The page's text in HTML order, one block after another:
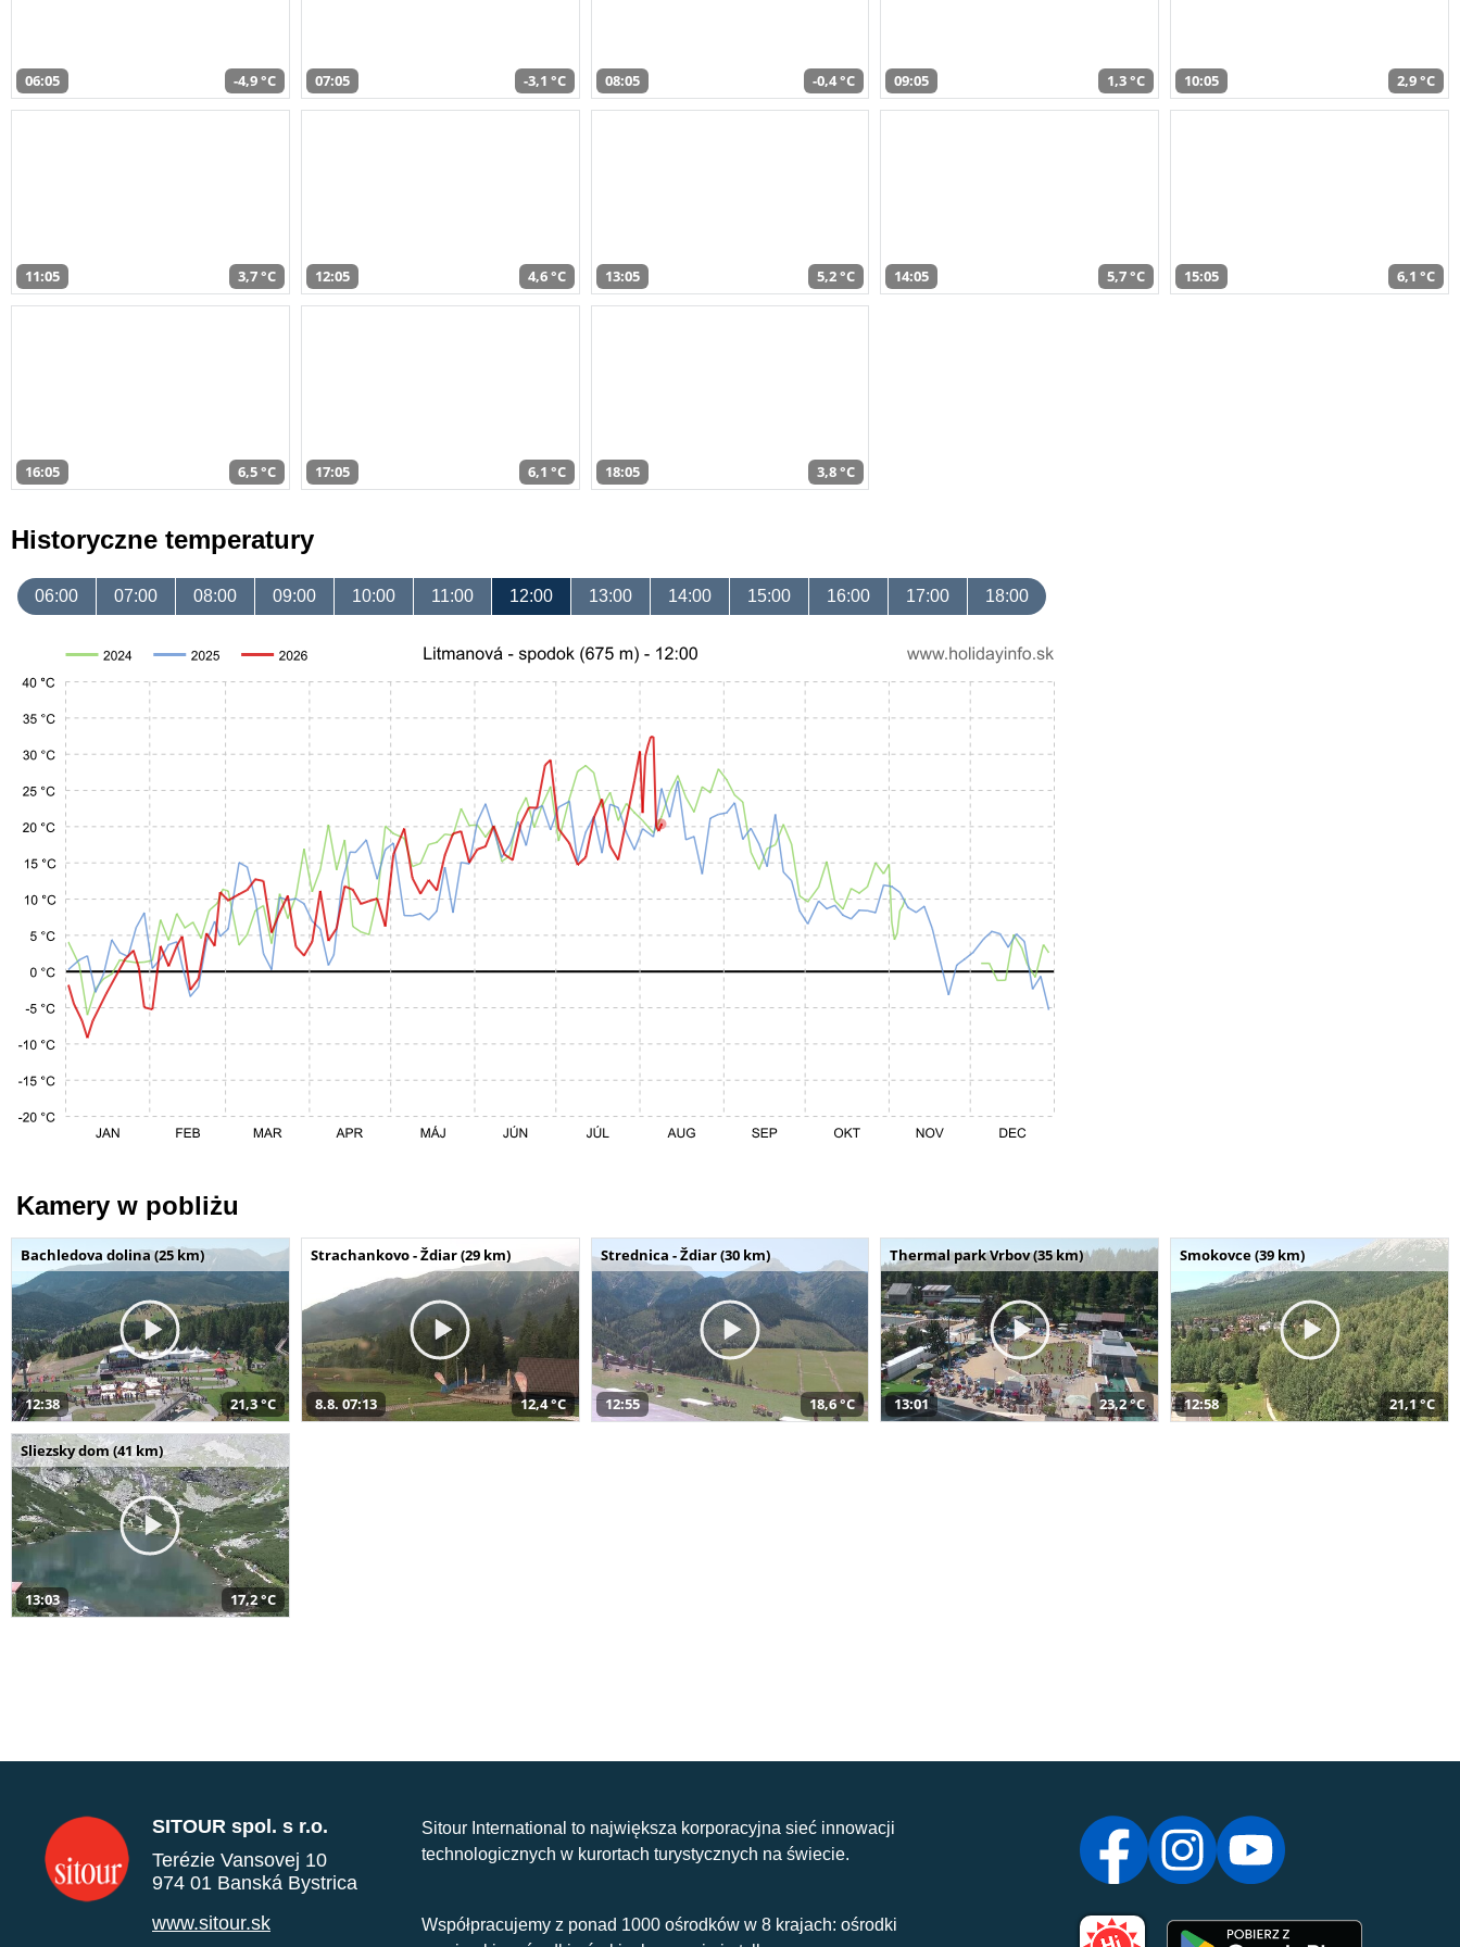
06:05 -4,9 °C 07:05 -3,1 °C 08:05 -0,4 °C 09:05 1,3 °C 10:05 2,9 °C
11:05 3,7 °C 12:05 4,6 °C 13:05 5,2 °C 14:05 5,7 °C 15:05 6,1 °C
16:05 6,5 °C 17:05 6,1 °C 18:05 3,8 °C
Historyczne temperatury
06:00 07:00 08:00 09:00 10:00 11:00 12:00 13:00 14:00 15:00 16:00 17:00 18:00
Kamery w pobliżu
Bachledova dolina (25 km)
12:38 21,3 °C
Strachankovo - Ždiar (29 km)
8.8. 07:13 12,4 °C
Strednica - Ždiar (30 km)
12:55 18,6 °C
Thermal park Vrbov (35 km)
13:01 23,2 °C
Smokovce (39 km)
12:58 21,1 °C
Sliezsky dom (41 km)
13:03 17,2 °C
SITOUR spol. s r.o.
Terézie Vansovej 10
974 01 Banská Bystrica
www.sitour.sk
Sitour International to największa korporacyjna sieć innowacji
technologicznych w kurortach turystycznych na świecie.
Współpracujemy z ponad 1000 ośrodków w 8 krajach: ośrodki